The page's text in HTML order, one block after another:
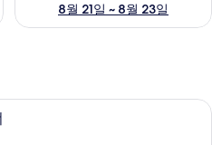
8월 21일 ~ 8월 23일
책상, 노트북 작업 공간, 다리미/다리